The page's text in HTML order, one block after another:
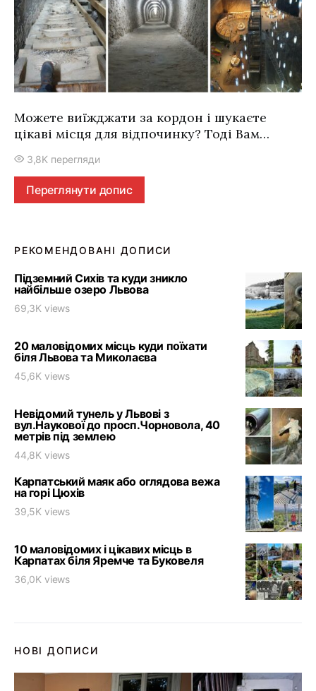
Можете виїжджати за кордон і шукаєте
цікаві місця для відпочинку? Тоді Вам…
3,8K перегляди
Переглянути допис
РЕКОМЕНДОВАНІ ДОПИСИ
Підземний Сихів та куди зникло
найбільше озеро Львова
69,3K views
20 маловідомих місць куди поїхати
біля Львова та Миколаєва
45,6K views
Невідомий тунель у Львові з
вул.Наукової до просп.Чорновола, 40
метрів під землею
44,8K views
Карпатський маяк або оглядова вежа
на горі Цюхів
39,5K views
10 маловідомих і цікавих місць в
Карпатах біля Яремче та Буковеля
36,0K views
НОВІ ДОПИСИ